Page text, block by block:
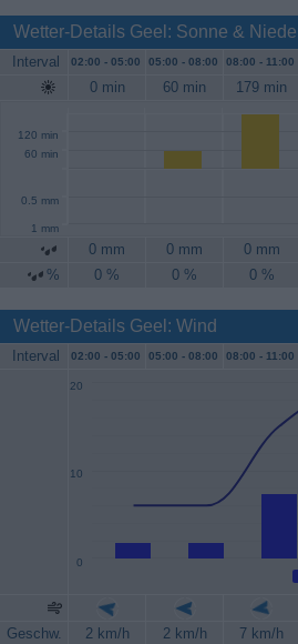
Wetter-Details Geel: Sonne &
Interval 02:00 - 05:00 05:00 - 08:00 08:00 - 11:00
0 min 60 min 179 min
60 min
120 min
0.5 mm
1 mm
0 mm 0 mm 0 mm
%
0 % 0 % 0 %
Wetter-Details Geel: Wind
Interval 02:00 - 05:00 05:00 - 08:00 08:00 - 11:00
0
10
20
Geschw. 2 km/h 2 km/h 7 km/h